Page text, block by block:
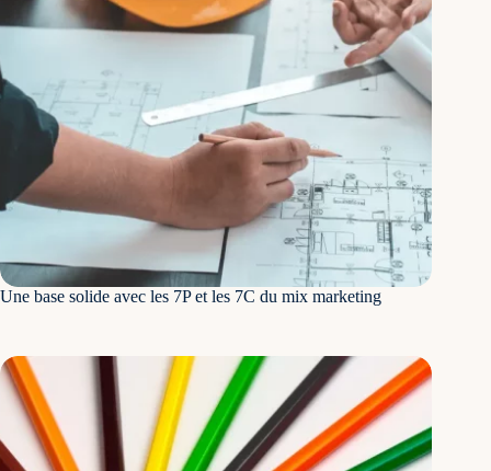
validation des textes par le corps médical. Et d’ailleurs,
nous en profitons pour adresser un immense merci aux
médecins et ophtalmologues pour le temps consacré à la
vérification, ainsi qu’à l’équipe de l’association qui a
fait un travail de grande qualité que nous n’aurions pas
pu effectuer seules en raison du domaine concerné.
Résultats obtenus et croissance du trafic sur le site
Puisqu’une image vaut 1’000 mots, nous vous
présentons ces captures d’écran qui nous font frétiller de
bonheur tant la cause est importante.
Tout d’abord, les visiteurs mensuels et les pages visitées
montrent une croissance évidente de trafic, qui a été
s’ensuit. La courbe n’a ensuite jamais cessé de
s’accélérer au fil des nouvelles optimisations. La
croissance vient juste de commencer. Et chaque mois, la
courbe sera meilleure et continuera sa progression.
Une base solide avec les 7P et les 7C du mix marketing